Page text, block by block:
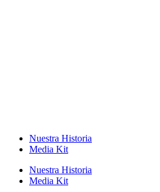
Nuestra Historia
Media Kit
Nuestra Historia
Media Kit